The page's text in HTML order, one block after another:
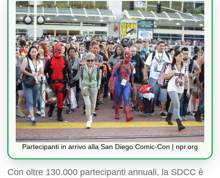
Partecipanti in arrivo alla San Diego Comic-Con | npr.org
Con oltre 130.000 partecipanti annuali, la SDCC è